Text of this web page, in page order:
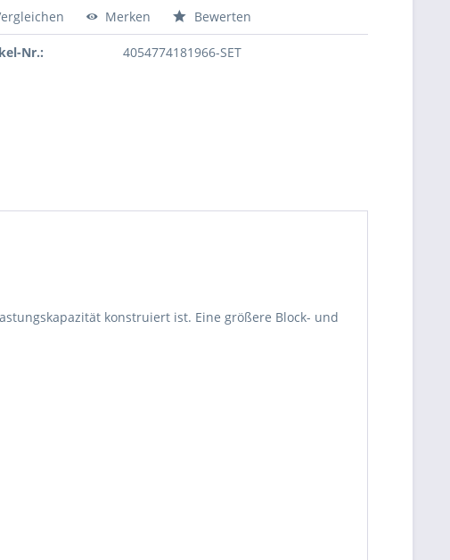
Merken Bewerten
Nr.: 4054774181966-SET
konstruiert ist. Eine größere Block- und